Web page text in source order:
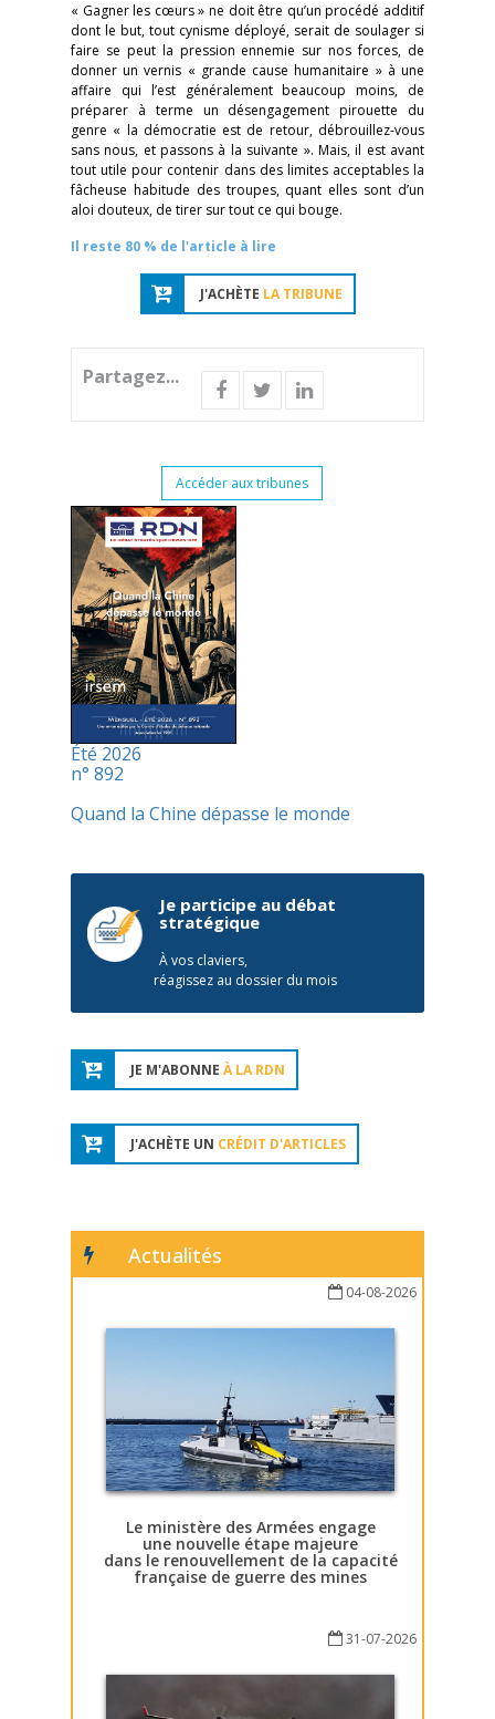
« Gagner les cœurs » ne doit être qu’un procédé additif
dont le but, tout cynisme déployé, serait de soulager si
faire se peut la pression ennemie sur nos forces, de
donner un vernis « grande cause humanitaire » à une
affaire qui l’est généralement beaucoup moins, de
préparer à terme un désengagement pirouette du
genre « la démocratie est de retour, débrouillez-vous
sans nous, et passons à la suivante ». Mais, il est avant
tout utile pour contenir dans des limites acceptables la
fâcheuse habitude des troupes, quant elles sont d’un
aloi douteux, de tirer sur tout ce qui bouge.
Il reste 80 % de l'article à lire
J'ACHÈTE LA TRIBUNE
Partagez...
Accéder aux tribunes
Été 2026
n° 892
Quand la Chine dépasse le monde
Je participe au débat
stratégique
À vos claviers,
réagissez au dossier du mois
JE M'ABONNE À LA RDN
J'ACHÈTE UN CRÉDIT D'ARTICLES
Actualités
04-08-2026
Le ministère des Armées engage
une nouvelle étape majeure
dans le renouvellement de la capacité
française de guerre des mines
31-07-2026